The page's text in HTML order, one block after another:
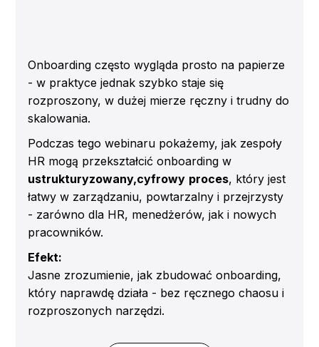
kandydatów
wspiera rekruterów w przygotowaniu do
rozmów dzięki ustrukturyzowanym
wnioskom
Onboarding często wygląda prosto na papierze
- w praktyce jednak szybko staje się
rozproszony, w dużej mierze ręczny i trudny do
skalowania.
Podczas tego webinaru pokażemy, jak zespoły
HR mogą przekształcić onboarding w
ustrukturyzowany,cyfrowy proces, który jest
łatwy w zarządzaniu, powtarzalny i przejrzysty
- zarówno dla HR, menedżerów, jak i nowych
pracowników.
Efekt:
Jasne zrozumienie, jak zbudować onboarding,
który naprawdę działa - bez ręcznego chaosu i
rozproszonych narzędzi.